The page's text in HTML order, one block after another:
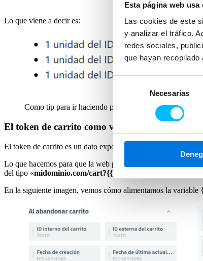
Esta página web usa
Las cookies de este
y analizar el tráfico.
redes sociales,
que hayan
Selección
consentimiento
Necesarias
Lo que viene a decir es:
Como tip para ir haciendo pruebas, podéis probar a
El token de carrito como variable en Connectif
El token de carrito es un dato exportado por los nodos
Lo que hacemos para que la web pueda identificar el token y
del tipo «midominio.com/cart?{{carritotokenizado}
En la siguiente imagen, vemos cómo alimentamos la